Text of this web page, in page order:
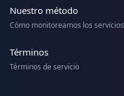
Nuestro método
Cómo monitoreamos los servicios
Términos
Términos de servicio